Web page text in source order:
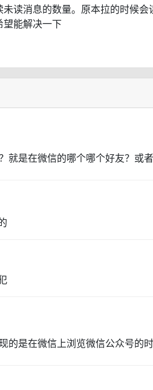
读消息的数量。原本拉的时候
望能解决一下
就是在微信的哪个哪个好友？或
的是在微信上浏览微信公众号的